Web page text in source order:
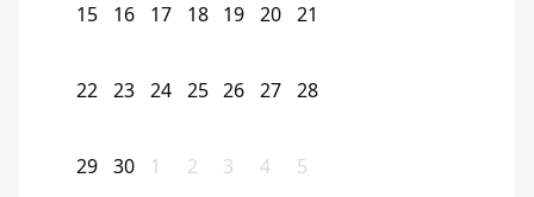
15 16 17 18 19 20 21
22 23 24 25 26 27 28
29 30 1 2 3 4 5